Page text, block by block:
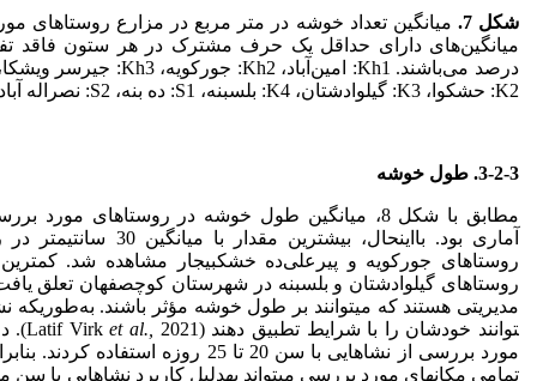
شکل 7 .
میانگین‌های دارای حداقل یک حرف مشترک در هر ستون فاقد
K2: حشکوا، K3: گیلوادشتان، K4: بلسبنه، S1: ده بنه، S2: نصراله آباد، S3: بنکده، S4: میان ده.
3-2-3. طول خوشه
مطابق با شکل 8، میانگین طول خوشه در روستاهای
آماری بود. با­این­حال،
روستاهای گیلوادشتان و بلسبنه در شهرستان کوچصفهان تعلق
توانند خودشان را با شرایط تطبیق دهند (Latif Virk et al.,
مورد بررسی از نشاهایی با سن 20 تا 25
تمامی مکان­های مورد بررسی می­تواند به­دلیل کاربرد نشاهایی با سن